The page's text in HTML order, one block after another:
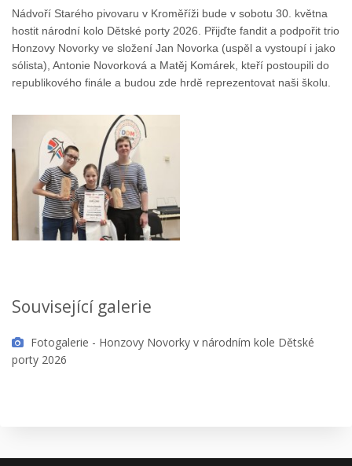
Nádvoří Starého pivovaru v Kroměříži bude v sobotu 30. května
hostit národní kolo Dětské porty 2026. Přijďte fandit a podpořit trio
Honzovy Novorky ve složení Jan Novorka (uspěl a vystoupí i jako
sólista), Antonie Novorková a Matěj Komárek, kteří postoupili do
republikového finále a budou zde hrdě reprezentovat naši školu.
Související galerie
Fotogalerie - Honzovy Novorky v národním kole Dětské
porty 2026